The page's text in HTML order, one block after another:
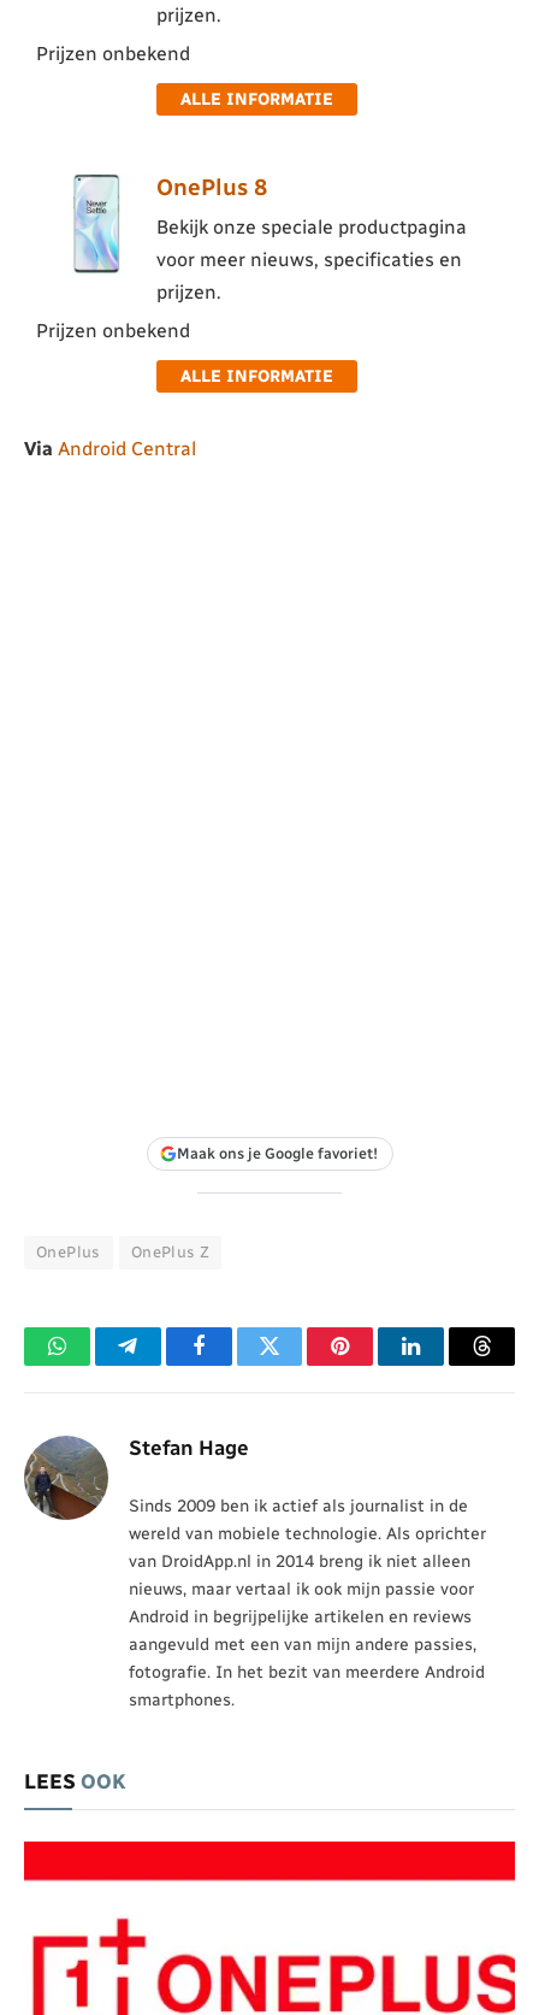
prijzen.
Prijzen onbekend
ALLE INFORMATIE
OnePlus 8
Bekijk onze speciale productpagina
voor meer nieuws, specificaties en
prijzen.
Prijzen onbekend
ALLE INFORMATIE
Via Android Central
Maak ons je Google favoriet!
OnePlus OnePlus Z
WhatsAppTelegramFacebookTwitter PinterestLinkedIn
Stefan Hage
Sinds 2009 ben ik actief als journalist in de
wereld van mobiele technologie. Als oprichter
van DroidApp.nl in 2014 breng ik niet alleen
nieuws, maar vertaal ik ook mijn passie voor
Android in begrijpelijke artikelen en reviews
aangevuld met een van mijn andere passies,
fotografie. In het bezit van meerdere Android
smartphones.
LEES OOK